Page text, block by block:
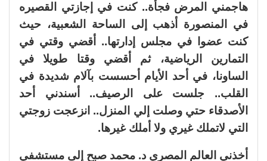
هاجمني المرض فجأة.. كنت في إجازتي القصيره
في المنصورة أذهب إلى الساحة الشعبية، حيث
كنت عضوا في مجلس إدارتها.. أقضي وقتي في
التمارين الرياضية، ثم أقضي وقتا طويلا في
الساونا، في أحد الأيام أحسست بآلام شديدة في
القلب.. جلست على الرصيف.. أسندني أحد
الأصدقاء حتي وصلت إلي المنزل.. انزعجت زوجتي
التي لاتملك غيري ولا أملك غيرها.
أخذني العالم المصري د. محمد صبح إلى مستشفي